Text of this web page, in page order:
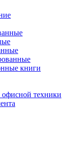
книги
техники